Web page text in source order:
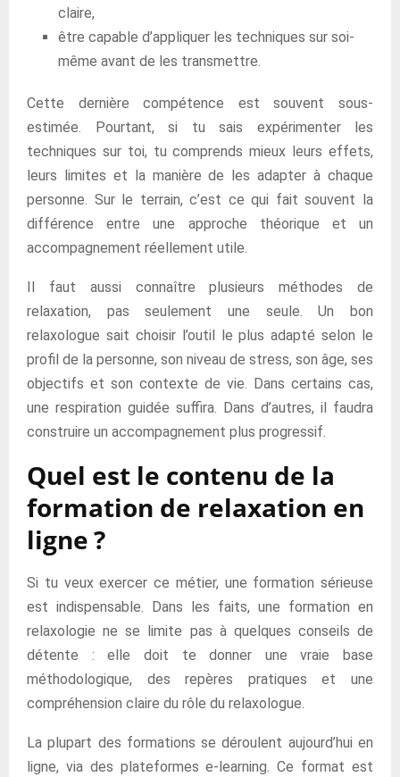
claire,
être capable d’appliquer les techniques sur soi-
même avant de les transmettre.
Cette dernière compétence est souvent sous-
estimée. Pourtant, si tu sais expérimenter les
techniques sur toi, tu comprends mieux leurs effets,
leurs limites et la manière de les adapter à chaque
personne. Sur le terrain, c’est ce qui fait souvent la
différence entre une approche théorique et un
accompagnement réellement utile.
Il faut aussi connaître plusieurs méthodes de
relaxation, pas seulement une seule. Un bon
relaxologue sait choisir l’outil le plus adapté selon le
profil de la personne, son niveau de stress, son âge, ses
objectifs et son contexte de vie. Dans certains cas,
une respiration guidée suffira. Dans d’autres, il faudra
construire un accompagnement plus progressif.
Quel est le contenu de la
formation de relaxation en
ligne ?
Si tu veux exercer ce métier, une formation sérieuse
est indispensable. Dans les faits, une formation en
relaxologie ne se limite pas à quelques conseils de
détente : elle doit te donner une vraie base
méthodologique, des repères pratiques et une
compréhension claire du rôle du relaxologue.
La plupart des formations se déroulent aujourd’hui en
ligne, via des plateformes e-learning. Ce format est